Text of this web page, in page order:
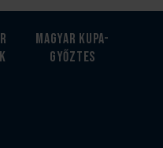
Magyar kupa-
győztes